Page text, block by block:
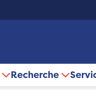
Recherche